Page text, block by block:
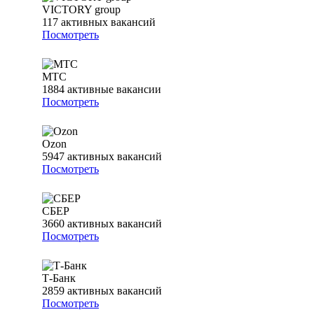
VICTORY group
117 активных вакансий
Посмотреть
МТС
1884 активные вакансии
Посмотреть
Ozon
5947 активных вакансий
Посмотреть
СБЕР
3660 активных вакансий
Посмотреть
Т-Банк
2859 активных вакансий
Посмотреть